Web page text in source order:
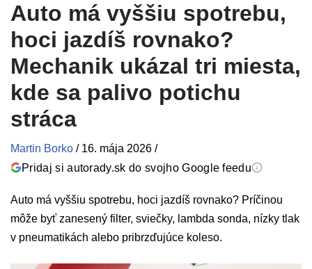
Auto má vyššiu spotrebu,
hoci jazdíš rovnako?
Mechanik ukázal tri miesta,
kde sa palivo potichu
stráca
Martin Borko / 16. mája 2026 /
Pridaj si autorady.sk do svojho Google feedu
Auto má vyššiu spotrebu, hoci jazdíš rovnako? Príčinou
môže byť zanesený filter, sviečky, lambda sonda, nízky tlak
v pneumatikách alebo pribrzďujúce koleso.